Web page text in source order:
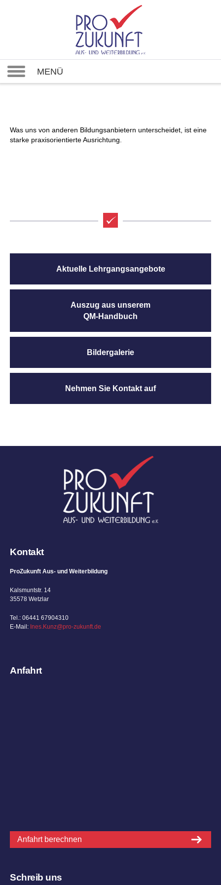
MENÜ
Was uns von anderen Bildungsanbietern unterscheidet, ist eine
starke praxisorientierte Ausrichtung.
Aktuelle Lehrgangsangebote
Auszug aus unserem
QM-Handbuch
Bildergalerie
Nehmen Sie Kontakt auf
Kontakt
ProZukunft Aus- und Weiterbildung
Kalsmuntstr. 14
35578 Wetzlar
Tel.: 06441 67904310
E-Mail: Ines.Kunz@pro-zukunft.de
Anfahrt
Anfahrt berechnen
Schreib uns